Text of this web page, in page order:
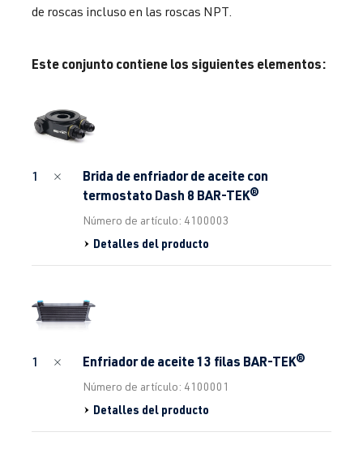
de roscas incluso en las roscas NPT.
Este conjunto contiene los siguientes elementos:
1
Brida de enfriador de aceite con
termostato Dash 8 BAR-TEK®
Número de artículo: 4100003
Detalles del producto
1 Enfriador de aceite 13 filas BAR-TEK®
Número de artículo: 4100001
Detalles del producto